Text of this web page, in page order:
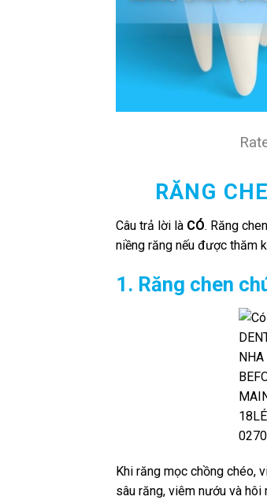
RĂNG
Câu trả lời là CÓ. Răng
niềng răng nếu được thăm
1. Răng chen
Khi răng mọc chồng chéo,
sâu răng, viêm nướu và